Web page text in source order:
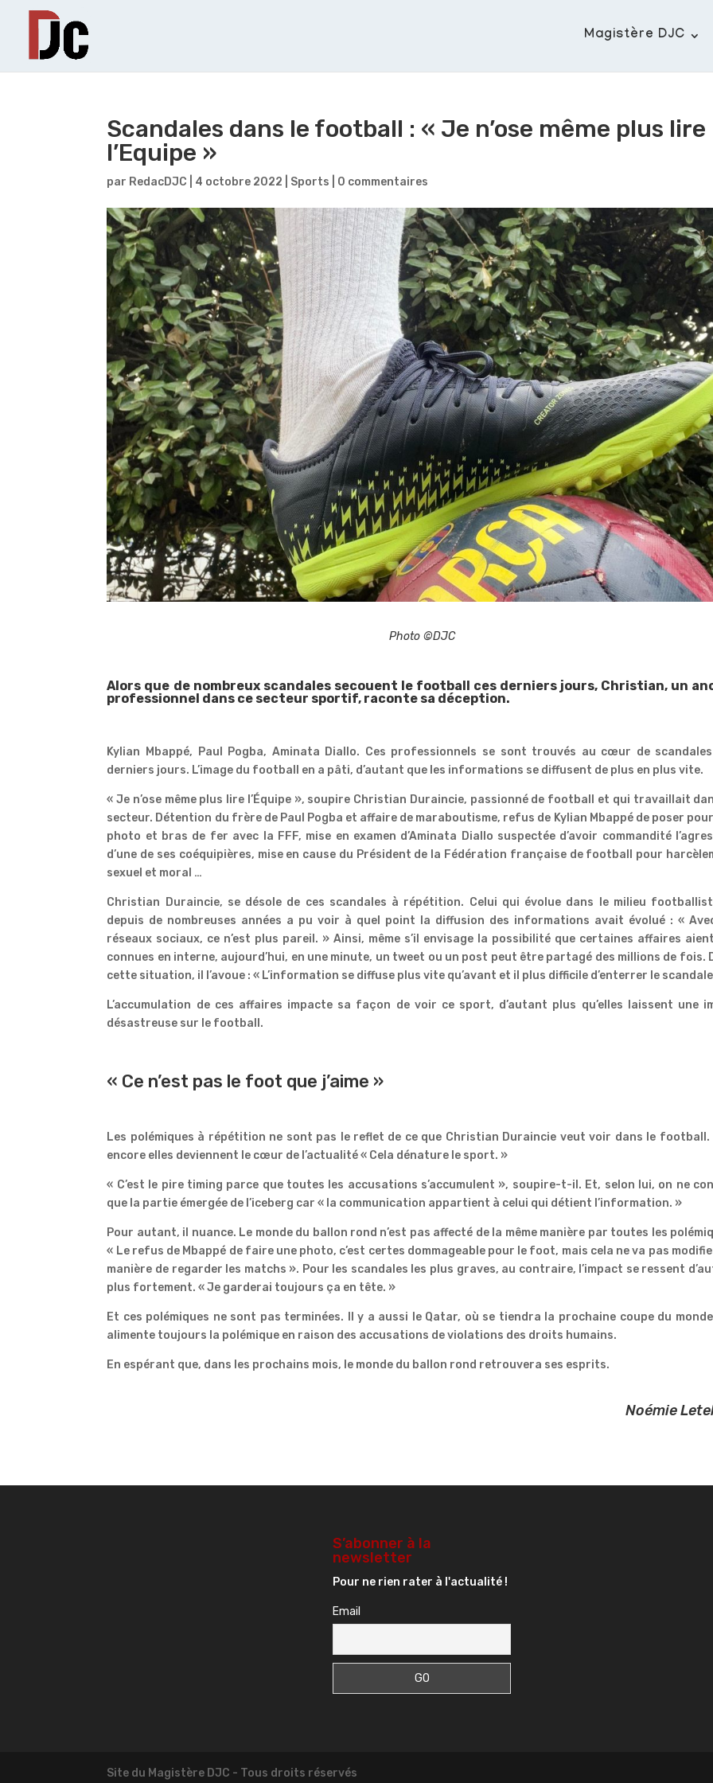
Magistère DJC
Scandales dans le football : « Je n’ose même plus lire
l’Equipe »
par RedacDJC 4 octobre 2022 Sports 0 commentaires
Photo ©DJC
Alors que de nombreux scandales secouent le football ces derniers jours, Christian, un
professionnel dans ce secteur sportif, raconte sa déception.
Kylian Mbappé, Paul Pogba, Aminata Diallo. Ces professionnels se sont trouvés au cœur de
derniers jours. L’image du football en a pâti, d’autant que les informations se diffusent de plus en plus vite.
« Je n’ose même plus lire l’Équipe », soupire Christian Duraincie, passionné de football et qui travaillait
secteur. Détention du frère de Paul Pogba et affaire de maraboutisme, refus de Kylian Mbappé de poser
photo et bras de fer avec la FFF, mise en examen d’Aminata Diallo suspectée d’avoir commandité
d’une de ses coéquipières, mise en cause du Président de la Fédération française de football pour
sexuel et moral …
Christian Duraincie, se désole de ces scandales à répétition. Celui qui évolue dans le milieu
depuis de nombreuses années a pu voir à quel point la diffusion des informations avait évolué : «
réseaux sociaux, ce n’est plus pareil. » Ainsi, même s’il envisage la possibilité que certaines affaires
connues en interne, aujourd’hui, en une minute, un tweet ou un post peut être partagé des millions de fois.
cette situation, il l’avoue : « L’information se diffuse plus vite qu’avant et il plus difficile d’enterrer le
L’accumulation de ces affaires impacte sa façon de voir ce sport, d’autant plus qu’elles laissent une
désastreuse sur le football.
« Ce n’est pas le foot que j’aime »
Les polémiques à répétition ne sont pas le reflet de ce que Christian Duraincie veut voir dans le football.
encore elles deviennent le cœur de l’actualité « Cela dénature le sport. »
« C’est le pire timing parce que toutes les accusations s’accumulent », soupire-t-il. Et, selon lui, on ne
que la partie émergée de l’iceberg car « la communication appartient à celui qui détient l’information. »
Pour autant, il nuance. Le monde du ballon rond n’est pas affecté de la même manière par toutes les
« Le refus de Mbappé de faire une photo, c’est certes dommageable pour le foot, mais cela ne va pas
manière de regarder les matchs ». Pour les scandales les plus graves, au contraire, l’impact se ressent
plus fortement. « Je garderai toujours ça en tête. »
Et ces polémiques ne sont pas terminées. Il y a aussi le Qatar, où se tiendra la prochaine coupe du
alimente toujours la polémique en raison des accusations de violations des droits humains.
En espérant que, dans les prochains mois, le monde du ballon rond retrouvera ses esprits.
Noémie
S’abonner à la
newsletter
Pour ne rien rater à l'actualité !
Email
Site du Magistère DJC - Tous droits réservés